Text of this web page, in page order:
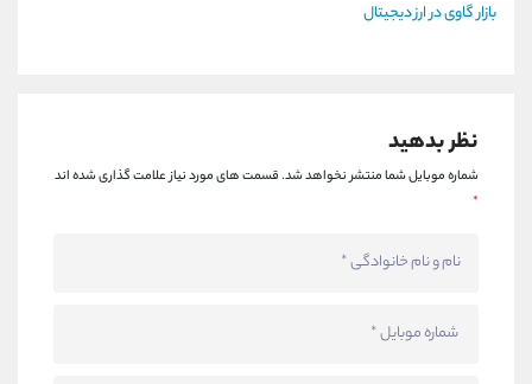
بازار گاوی در ارز دیجیتال
نظر بدهید
شماره موبایل شما منتشر نخواهد شد.قسمت های مورد نیاز علامت گذاری شده اند
*